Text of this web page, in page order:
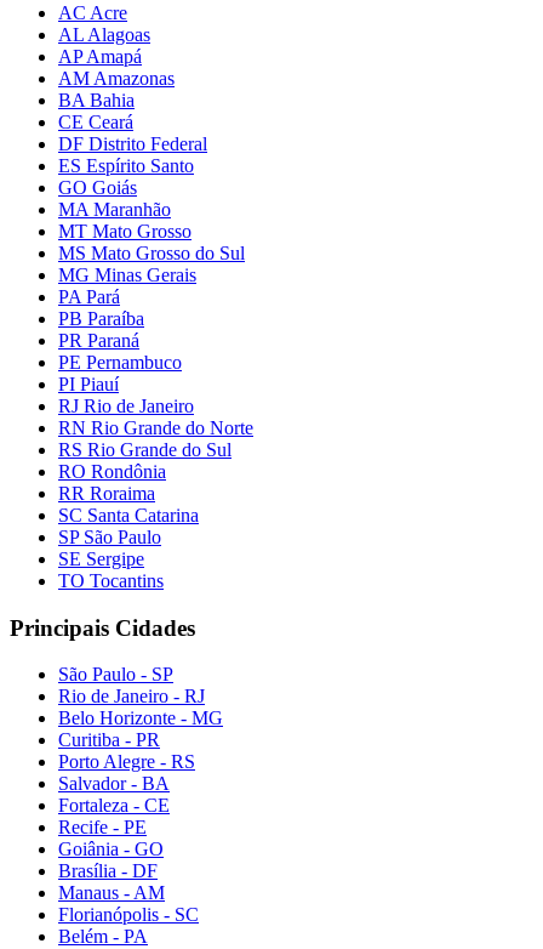
AC Acre
AL Alagoas
AP Amapá
AM Amazonas
BA Bahia
CE Ceará
DF Distrito Federal
ES Espírito Santo
GO Goiás
MA Maranhão
MT Mato Grosso
MS Mato Grosso do Sul
MG Minas Gerais
PA Pará
PB Paraíba
PR Paraná
PE Pernambuco
PI Piauí
RJ Rio de Janeiro
RN Rio Grande do Norte
RS Rio Grande do Sul
RO Rondônia
RR Roraima
SC Santa Catarina
SP São Paulo
SE Sergipe
TO Tocantins
Principais Cidades
São Paulo - SP
Rio de Janeiro - RJ
Belo Horizonte - MG
Curitiba - PR
Porto Alegre - RS
Salvador - BA
Fortaleza - CE
Recife - PE
Goiânia - GO
Brasília - DF
Manaus - AM
Florianópolis - SC
Belém - PA